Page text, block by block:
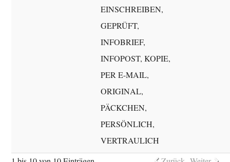
EINSCHREIBEN,
GEPRÜFT,
INFOBRIEF,
INFOPOST, KOPIE,
PER E-MAIL,
ORIGINAL,
PÄCKCHEN,
PERSÖNLICH,
VERTRAULICH